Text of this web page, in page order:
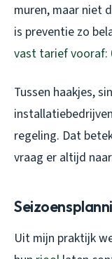
muren, maar niet
is preventie zo
vast tarief vooraf:
Tussen haakjes,
regeling. Dat
vraag er altijd
Uit mijn praktijk